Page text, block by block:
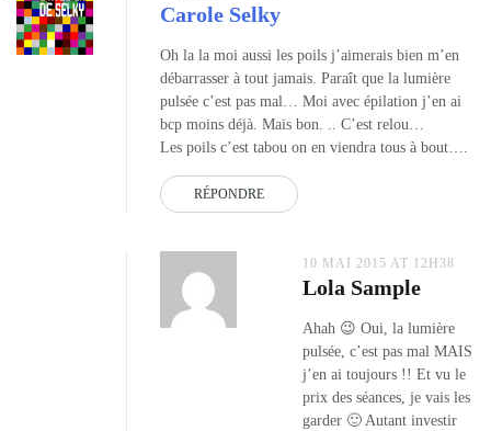
Carole Selky
Oh la la moi aussi les poils j’aimerais bien m’en
débarrasser à tout jamais. Paraît que la lumière
pulsée c’est pas mal… Moi avec épilation j’en ai
bcp moins déjà. Mais bon. .. C’est relou…
Les poils c’est tabou on en viendra tous à bout….
RÉPONDRE
10 MAI 2015 AT 12H38
Lola Sample
Ahah 😉 Oui, la lumière
pulsée, c’est pas mal MAIS
j’en ai toujours !! Et vu le
prix des séances, je vais les
garder 🙂 Autant investir